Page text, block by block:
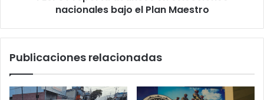
nacionales bajo el Plan Maestro
Publicaciones relacionadas